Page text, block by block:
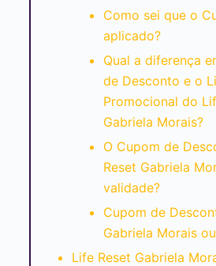
Como sei que o
aplicado?
Qual a diferença
de Desconto e o
Promocional do
Gabriela Morais?
O Cupom de
Reset Gabriela
validade?
Cupom de
Gabriela Morais
Life Reset Gabriela